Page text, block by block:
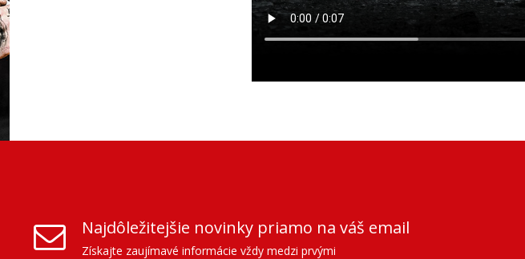
Najdôležitejšie novinky priamo na váš email
Získajte zaujímavé informácie vždy medzi prvými